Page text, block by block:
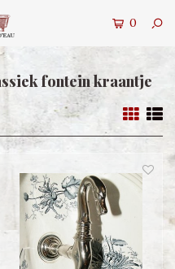
0
fontein kraantje